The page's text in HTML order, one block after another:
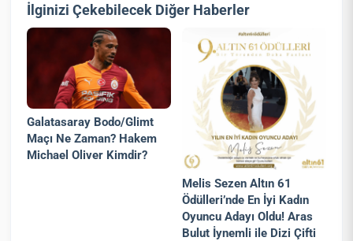
İlginizi Çekebilecek Diğer Haberler
Galatasaray Bodo/Glimt
Maçı Ne Zaman? Hakem
Michael Oliver Kimdir?
Melis Sezen Altın 61
Ödülleri’nde En İyi Kadın
Oyuncu Adayı Oldu! Aras
Bulut İynemli ile Dizi Çifti